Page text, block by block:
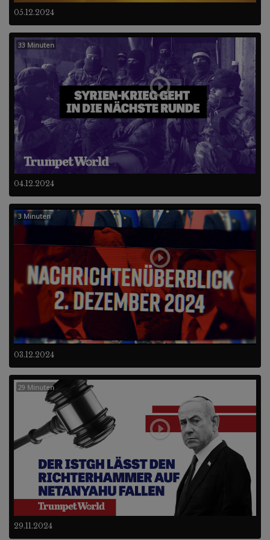
05.12.2024
04.12.2024
33 Minuten
03.12.2024
3 Minuten
29.11.2024
29 Minuten